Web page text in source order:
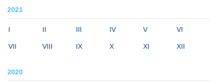
2021
I II III IV V VI
VII VIII IX X XI XII
2020